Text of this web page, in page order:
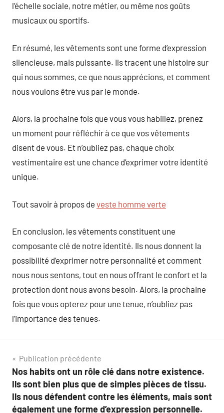
l’échelle sociale, notre métier, ou même nos goûts
musicaux ou sportifs.
En résumé, les vêtements sont une forme d’expression
silencieuse, mais puissante. Ils tracent une histoire sur
qui nous sommes, ce que nous apprécions, et comment
nous voulons être vus par le monde.
Alors, la prochaine fois que vous vous habillez, prenez
un moment pour réfléchir à ce que vos vêtements
disent de vous. Et n’oubliez pas, chaque choix
vestimentaire est une chance d’exprimer votre identité
unique.
Tout savoir à propos de veste homme verte
En conclusion, les vêtements constituent une
composante clé de notre identité. Ils nous donnent la
possibilité d’exprimer notre personnalité et comment
nous nous sentons, tout en nous offrant le confort et la
protection dont nous avons besoin. Alors, la prochaine
fois que vous opterez pour une tenue, n’oubliez pas
l’importance des tenues.
Navigation
de
l’article
Publication précédente
Nos habits ont un rôle clé dans notre existence.
Ils sont bien plus que de simples pièces de tissu.
Ils nous défendent contre les éléments, mais sont
également une forme d’expression personnelle.